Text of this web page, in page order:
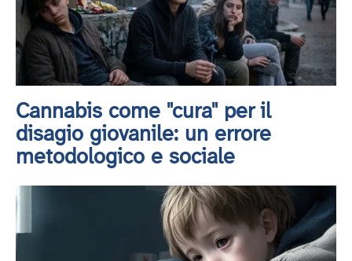
Cannabis come "cura" per il
disagio giovanile: un errore
metodologico e sociale